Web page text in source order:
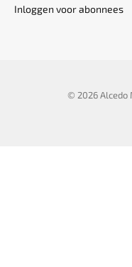
Inloggen voor abonnees
© 2026 Alcedo